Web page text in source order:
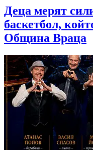
Деца мерят
баскетбол,
Община Враца